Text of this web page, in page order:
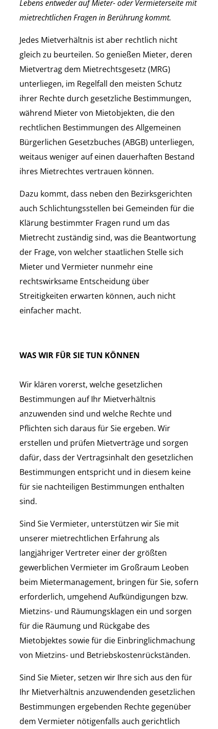
Lebens entweder auf Mieter- oder Vermieterseite mit
mietrechtlichen Fragen in Berührung kommt.
Jedes Mietverhältnis ist aber rechtlich nicht
gleich zu beurteilen. So genießen Mieter, deren
Mietvertrag dem Mietrechtsgesetz (MRG)
unterliegen, im Regelfall den meisten Schutz
ihrer Rechte durch gesetzliche Bestimmungen,
während Mieter von Mietobjekten, die den
rechtlichen Bestimmungen des Allgemeinen
Bürgerlichen Gesetzbuches (ABGB) unterliegen,
weitaus weniger auf einen dauerhaften Bestand
ihres Mietrechtes vertrauen können.
Dazu kommt, dass neben den Bezirksgerichten
auch Schlichtungsstellen bei Gemeinden für die
Klärung bestimmter Fragen rund um das
Mietrecht zuständig sind, was die Beantwortung
der Frage, von welcher staatlichen Stelle sich
Mieter und Vermieter nunmehr eine
rechtswirksame Entscheidung über
Streitigkeiten erwarten können, auch nicht
einfacher macht.
WAS WIR FÜR SIE TUN KÖNNEN
Wir klären vorerst, welche gesetzlichen
Bestimmungen auf Ihr Mietverhältnis
anzuwenden sind und welche Rechte und
Pflichten sich daraus für Sie ergeben. Wir
erstellen und prüfen Mietverträge und sorgen
dafür, dass der Vertragsinhalt den gesetzlichen
Bestimmungen entspricht und in diesem keine
für sie nachteiligen Bestimmungen enthalten
sind.
Sind Sie Vermieter, unterstützen wir Sie mit
unserer mietrechtlichen Erfahrung als
langjähriger Vertreter einer der größten
gewerblichen Vermieter im Großraum Leoben
beim Mietermanagement, bringen für Sie, sofern
erforderlich, umgehend Aufkündigungen bzw.
Mietzins- und Räumungsklagen ein und sorgen
für die Räumung und Rückgabe des
Mietobjektes sowie für die Einbringlichmachung
von Mietzins- und Betriebskostenrückständen.
Sind Sie Mieter, setzen wir Ihre sich aus den für
Ihr Mietverhältnis anzuwendenden gesetzlichen
Bestimmungen ergebenden Rechte gegenüber
dem Vermieter nötigenfalls auch gerichtlich